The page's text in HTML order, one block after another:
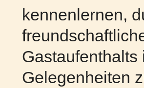
kennenlernen,
Gastaufenthalts
Gelegenheiten